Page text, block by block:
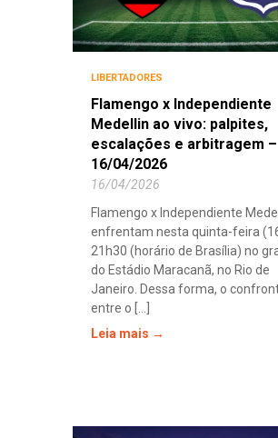
LIBERTADORES
Flamengo x Independiente
Medellin ao vivo: palpites,
escalações e arbitragem –
16/04/2026
16/04/2026
Flamengo x Independiente
enfrentam nesta quinta-feira
21h30 (horário de Brasília) no
do Estádio Maracanã, no Rio de
Janeiro. Dessa forma, o
entre o [...]
Leia mais →